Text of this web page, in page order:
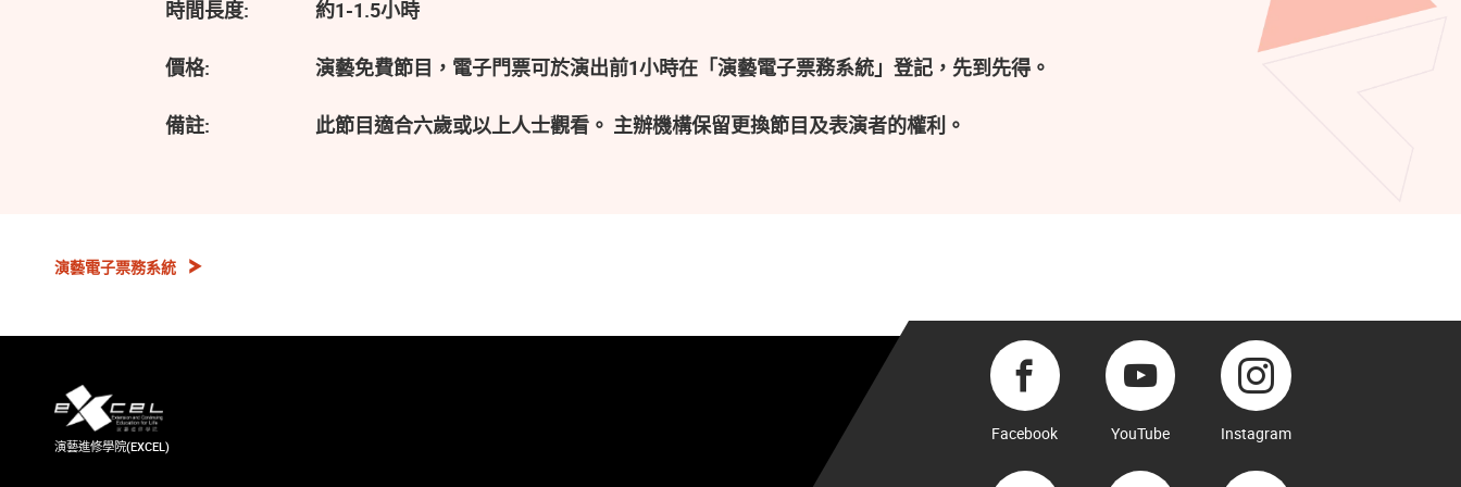
時間長度: 約1-1.5小時
價格: 演藝免費節目，電子門票可於演出前1小時在「演藝電子票務系統」登記，先到先得。
備註: 此節目適合六歲或以上人士觀看。 主辦機構保留更換節目及表演者的權利。
演藝電子票務系統
演藝進修學院(EXCEL)
Facebook YouTube Instagram